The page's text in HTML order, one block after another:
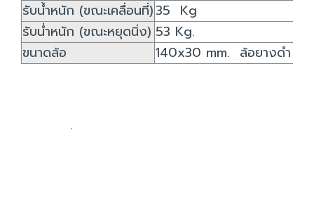
รับน้ำหนัก (ขณะเคลื่อนที่)35 Kg
รับน่ำหนัก (ขณะหยุดนิ่ง) 53 Kg.
ขนาดล้อ
140x30 mm. ล้อยางดำ
.